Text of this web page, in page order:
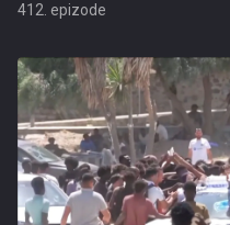
412. epizode